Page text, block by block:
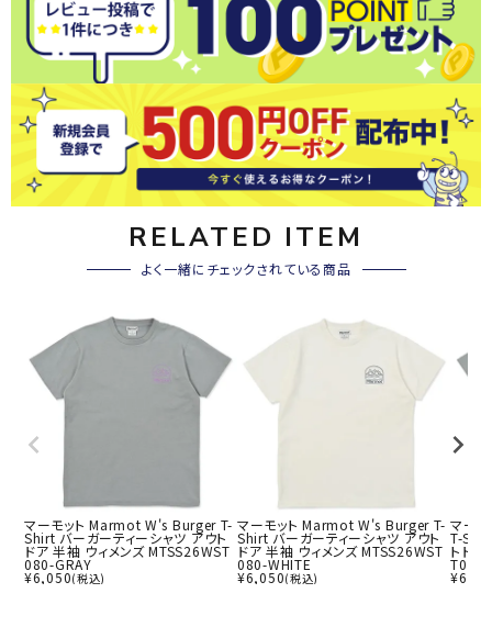
RELATED ITEM
よく一緒にチェックされている商品
マーモット Marmot W's Burger T-
Shirt バーガーティーシャツ アウト
ドア 半袖 ウィメンズ MTSS26WST
080-GRAY
¥6,050(税込)
マーモット Marmot W's Burger T-
Shirt バーガーティーシャツ アウト
ドア 半袖 ウィメンズ MTSS26WST
080-WHITE
¥6,050(税込)
マー
T-
トド
T079-
¥